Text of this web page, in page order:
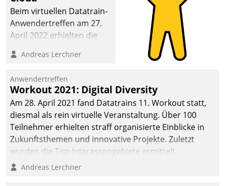
Beim virtuellen Datatrain-
Anwendertreffen am 27.
April 2022 erhielten die
Teilnehmer kurzweilige
Cloud-Strategien und -
Lösungen mit hohem
Zukunftspotenzial.
Andreas Lerchner
Anwendertreffen
Workout 2021: Digital Diversity
Am 28. April 2021 fand Datatrains 11. Workout statt,
diesmal als rein virtuelle Veranstaltung. Über 100
Teilnehmer erhielten straff organisierte Einblicke in
Zukunftsthemen und innovative Projekte. Zuletzt
wurden die Top-Interessengebiete ermittelt.
Andreas Lerchner